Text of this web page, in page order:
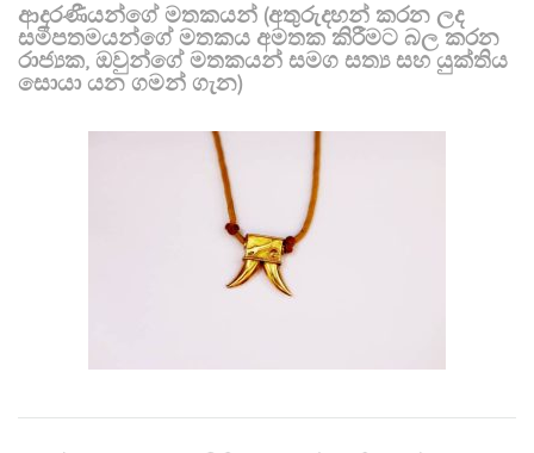
ආදරණීයන්ගේ මතකයන් (අතුරුදහන් කරන ලද
සමීපතමයන්ගේ මතකය අමතක කිරීමට බල කරන
රාජ්‍යක, ඔවුන්ගේ මතකයන් සමග සත්‍ය සහ යුක්තිය
සොයා යන ගමන් ගැන)